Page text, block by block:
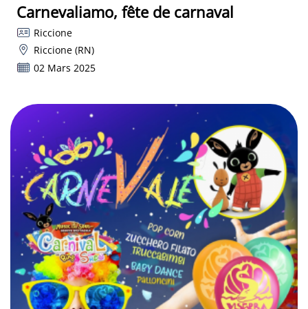
Carnevaliamo, fête de carnaval
Riccione
Riccione (RN)
02 Mars 2025